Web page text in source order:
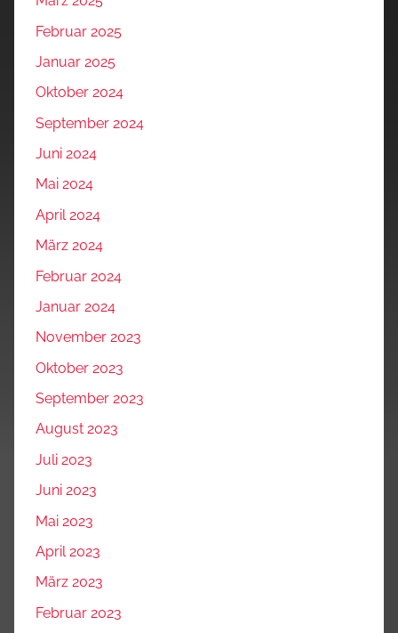
Februar 2025
Januar 2025
Oktober 2024
September 2024
Juni 2024
Mai 2024
April 2024
März 2024
Februar 2024
Januar 2024
November 2023
Oktober 2023
September 2023
August 2023
Juli 2023
Juni 2023
Mai 2023
April 2023
März 2023
Februar 2023